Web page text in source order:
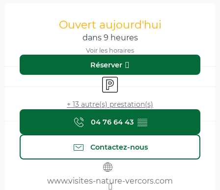
Ouverture et coordonnées
Ouvert aujourd'hui
dans 9 heures
Voir les horaires
Réserver
Parking
+ 13 autre(s) prestation(s)
04 76 64 43 ▒▒
Contactez-nous
www.visites-nature-vercors.com